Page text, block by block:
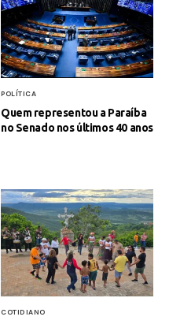
POLÍTICA
Quem representou a Paraíba
no Senado nos últimos 40 anos
COTIDIANO